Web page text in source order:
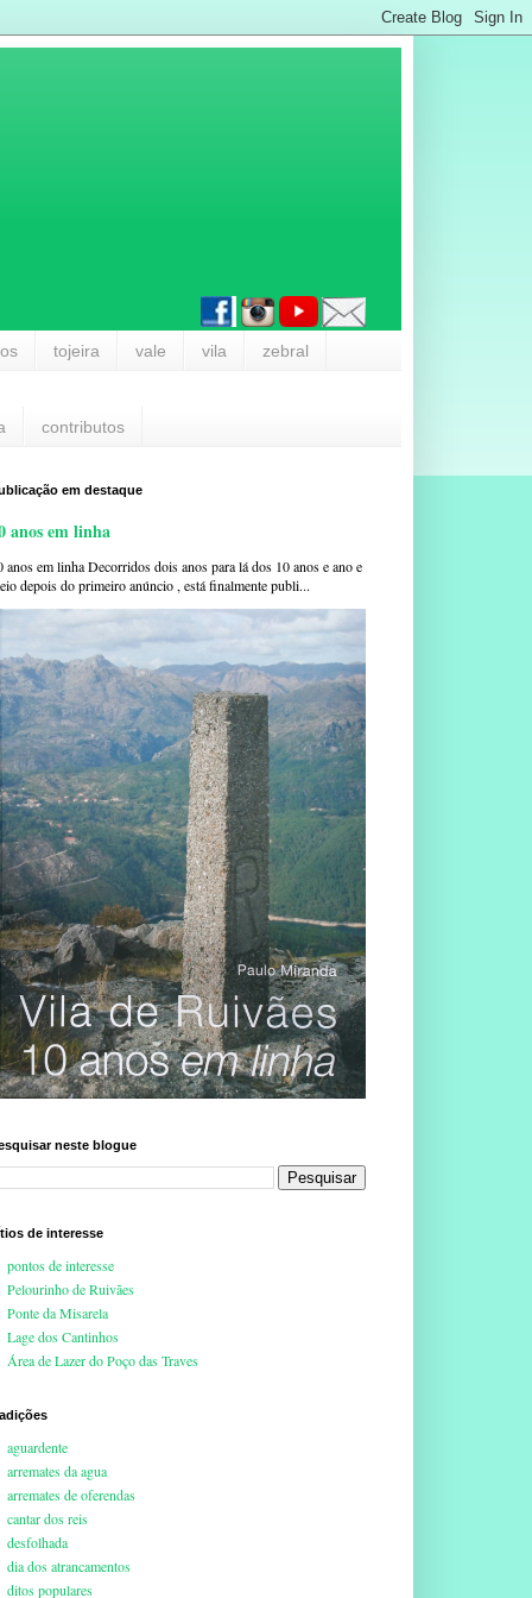
tojeira vale vila zebral
contributos
em destaque
anos em linha
anos em linha Decorridos dois anos para lá dos 10 anos e ano e
depois do primeiro anúncio , está finalmente publi...
neste blogue
de interesse
pontos de interesse
Pelourinho de Ruivães
Ponte da Misarela
Lage dos Cantinhos
Área de Lazer do Poço das Traves
aguardente
arremates da agua
arremates de oferendas
cantar dos reis
desfolhada
dia dos atrancamentos
ditos populares